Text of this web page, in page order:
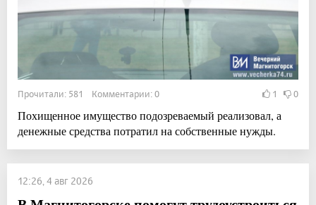
Прочитали: 581 Комментарии: 0 1 0
Похищенное имущество подозреваемый реализовал, а
денежные средства потратил на собственные нужды.
12:26, 4 авг 2026